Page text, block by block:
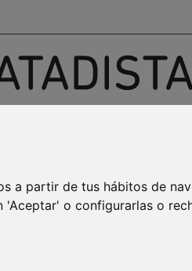
a partir de tus hábitos de
o configurarlas o